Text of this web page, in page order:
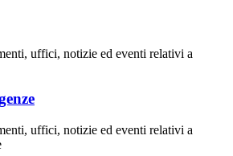
uffici, notizie ed eventi relativi a
uffici, notizie ed eventi relativi a